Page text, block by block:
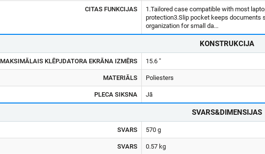
CITAS FUNKCIJAS
1.Tailored case compatible with most
protection3.Slip pocket keeps documents
organization for small da...
KONSTRUKCIJA
MAKSIMĀLAIS KLĒPJDATORA EKRĀNA IZMĒRS 15.6 "
MATERIĀLS Poliesters
PLECA SIKSNA Jā
SVARS&DIMENSIJAS
SVARS 570 g
SVARS 0.57 kg